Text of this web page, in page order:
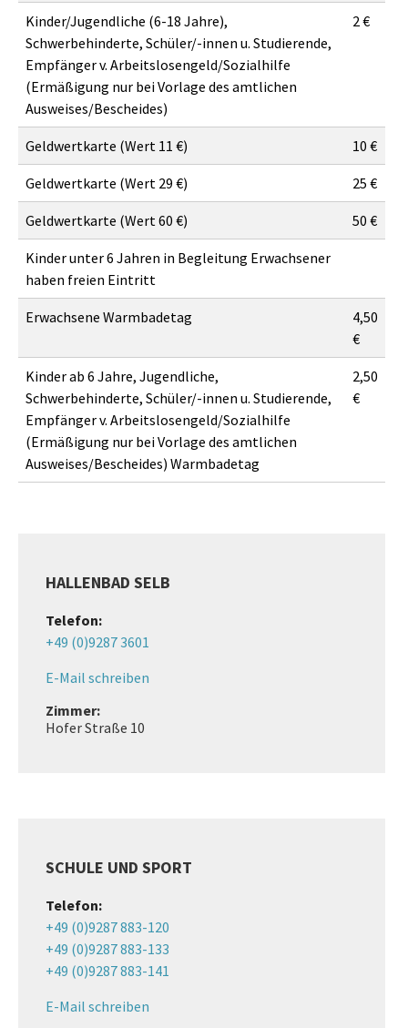
Kinder/Jugendliche (6-18 Jahre),
Schwerbehinderte, Schüler/-innen u. Studierende,
Empfänger v. Arbeitslosengeld/Sozialhilfe
(Ermäßigung nur bei Vorlage des amtlichen
Ausweises/Bescheides)
2 €
Geldwertkarte (Wert 11 €) 10 €
Geldwertkarte (Wert 29 €) 25 €
Geldwertkarte (Wert 60 €) 50 €
Kinder unter 6 Jahren in Begleitung Erwachsener
haben freien Eintritt
Erwachsene Warmbadetag
4,50
€
Kinder ab 6 Jahre, Jugendliche,
Schwerbehinderte, Schüler/-innen u. Studierende,
Empfänger v. Arbeitslosengeld/Sozialhilfe
(Ermäßigung nur bei Vorlage des amtlichen
Ausweises/Bescheides) Warmbadetag
2,50
€
HALLENBAD SELB
Telefon:
+49 (0)9287 3601
E-Mail schreiben
Zimmer:
Hofer Straße 10
SCHULE UND SPORT
Telefon:
+49 (0)9287 883-120
+49 (0)9287 883-133
+49 (0)9287 883-141
E-Mail schreiben